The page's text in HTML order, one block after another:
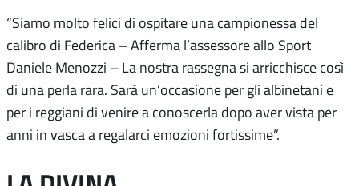
“Siamo molto felici di ospitare una campionessa del
calibro di Federica – Afferma l’assessore allo Sport
Daniele Menozzi – La nostra rassegna si arricchisce così
di una perla rara. Sarà un’occasione per gli albinetani e
per i reggiani di venire a conoscerla dopo aver vista per
anni in vasca a regalarci emozioni fortissime”.